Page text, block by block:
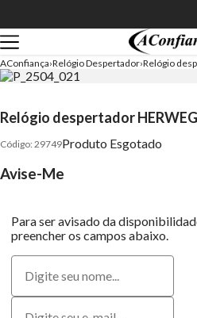
AConfiança Relógio Despertador Relógio
Relógio despertador
29749Produto Esgotado
Avise-Me
Para ser avisado da
preencher os campos abaixo.